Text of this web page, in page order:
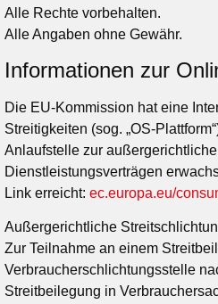
Alle Rechte vorbehalten.
Alle Angaben ohne Gewähr.
Informationen zur
Die EU-Kommission hat eine
Streitigkeiten (sog. „OS-
Anlaufstelle zur
Dienstleistungsverträgen
Link erreicht: ec.europa.eu/
Außergerichtliche
Zur Teilnahme an einem
Verbraucherschlichtungsstelle
Streitbeilegung in